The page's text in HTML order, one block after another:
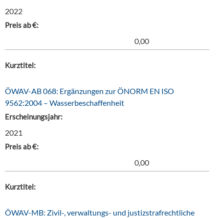
2022
Preis ab €:
0,00
Kurztitel:
ÖWAV-AB 068: Ergänzungen zur ÖNORM EN ISO
9562:2004 – Wasserbeschaffenheit
Erscheinungsjahr:
2021
Preis ab €:
0,00
Kurztitel:
ÖWAV-MB: Zivil-, verwaltungs- und justizstrafrechtliche